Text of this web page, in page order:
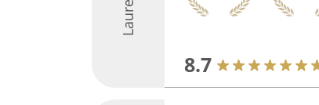
8.7